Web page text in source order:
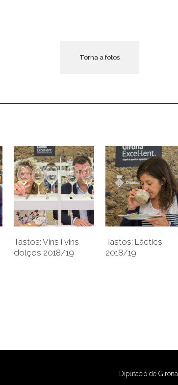
Torna a fotos
+
Tastos: Vins i vins
dolços 2018/19
+
Tastos: Làctics
2018/19
Diputació de Girona